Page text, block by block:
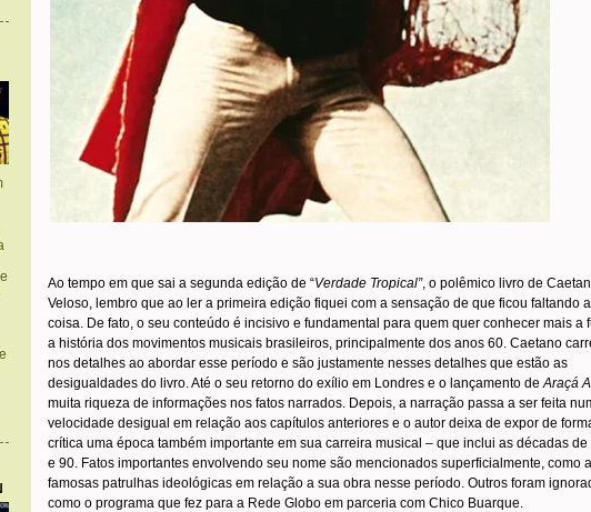
Ao tempo em que sai a segunda edição de “Verdade Tropical”, o polêmico livro de
Veloso, lembro que ao ler a primeira edição fiquei com a sensação de que ficou faltando
coisa. De fato, o seu conteúdo é incisivo e fundamental para quem quer conhecer mais a
a história dos movimentos musicais brasileiros, principalmente dos anos 60. Caetano
nos detalhes ao abordar esse período e são justamente nesses detalhes que estão as
desigualdades do livro. Até o seu retorno do exílio em Londres e o lançamento deAraçá
muita riqueza de informações nos fatos narrados. Depois, a narração passa a ser feita
velocidade desigual em relação aos capítulos anteriores e o autor deixa de expor de
crítica uma época também importante em sua carreira musical – que inclui as décadas de
e 90. Fatos importantes envolvendo seu nome são mencionados superficialmente, como
famosas patrulhas ideológicas em relação a sua obra nesse período. Outros foram
como o programa que fez para a Rede Globo em parceria com Chico Buarque.